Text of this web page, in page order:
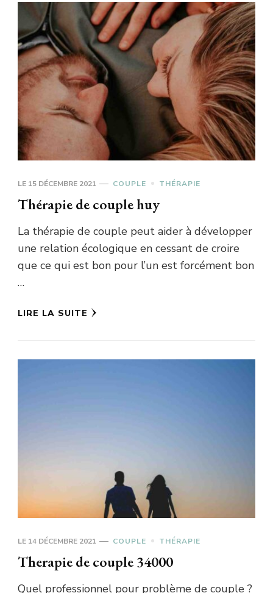
LE 15 DÉCEMBRE 2021 COUPLE THÉRAPIE
Thérapie de couple huy
La thérapie de couple peut aider à développer
une relation écologique en cessant de croire
que ce qui est bon pour l’un est forcément bon
…
LIRE LA SUITE
LE 14 DÉCEMBRE 2021 COUPLE THÉRAPIE
Therapie de couple 34000
Quel professionnel pour problème de couple ?